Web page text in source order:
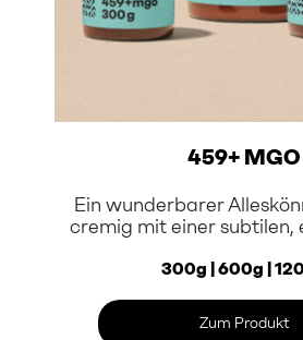
459+ MGO
Ein wunderbarer
cremig mit einer subtilen,
300g | 600g |
Zum Produkt